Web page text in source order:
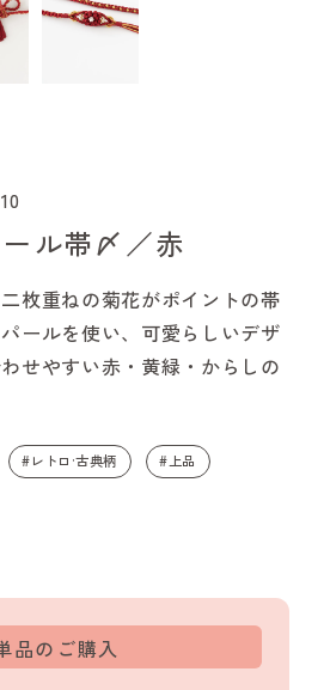
ル帯〆／赤
枚重ねの菊花がポイントの帯
ールを使い、可愛らしいデザ
せやすい赤・黄緑・からしの
#レトロ·古典柄 #上品
品のご購入